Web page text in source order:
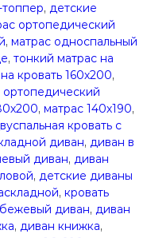
, детские
ортопедический
, матрас односпальный
, тонкий матрас на
кровать 160х200,
ортопедический
, матрас 140х190,
кровать с
диван, диван в
диван, диван
, детские диваны
, кровать
бежевый диван, диван
, диван книжка,